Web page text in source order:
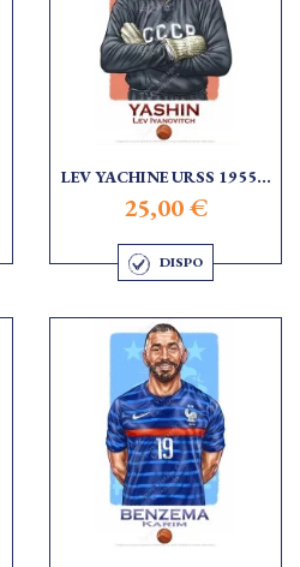
LEV YACHINE URSS 1955...
25,00 €
DISPO